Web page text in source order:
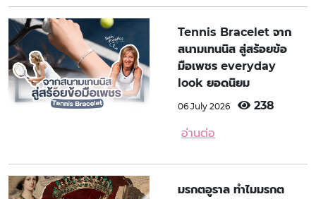
Tennis Bracelet จาก
สนามเทนนิส สู่สร้อยข้อ
มือเพชร everyday
look ยอดนิยม
06 July 2026 238
อ่านต่อ
มรกตอูราล ทำไมมรกต